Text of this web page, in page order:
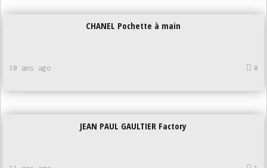
CHANEL Pochette à main
0
10 ans ago
JEAN PAUL GAULTIER Factory